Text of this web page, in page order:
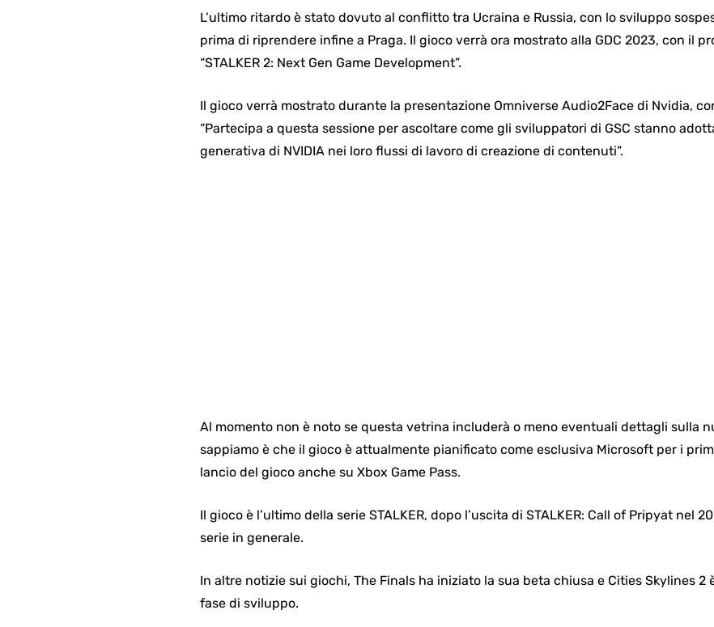
L’ultimo ritardo è stato dovuto al conflitto tra Ucraina e Russia, con lo sviluppo
prima di riprendere infine a Praga. Il gioco verrà ora mostrato alla GDC 2023, con il
“STALKER 2: Next Gen Game Development”.
Il gioco verrà mostrato durante la presentazione Omniverse Audio2Face di Nvidia,
“Partecipa a questa sessione per ascoltare come gli sviluppatori di GSC stanno
generativa di NVIDIA nei loro flussi di lavoro di creazione di contenuti”.
Al momento non è noto se questa vetrina includerà o meno eventuali dettagli sulla
sappiamo è che il gioco è attualmente pianificato come esclusiva Microsoft per i
lancio del gioco anche su Xbox Game Pass.
Il gioco è l’ultimo della serie STALKER, dopo l’uscita di STALKER: Call of Pripyat nel
serie in generale.
In altre notizie sui giochi, The Finals ha iniziato la sua beta chiusa e Cities Skylines
fase di sviluppo.